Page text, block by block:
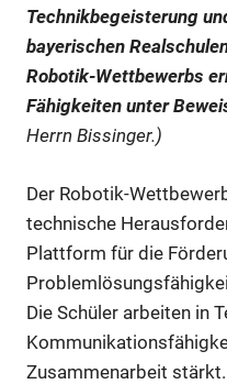
Technikbegeisterung
bayerischen
Robotik-Wettbewerbs
Fähigkeiten unter
Herrn Bissinger.)
Der Robotik-
technische
Plattform für die
Die Schüler arbeiten in
Zusammenarbeit